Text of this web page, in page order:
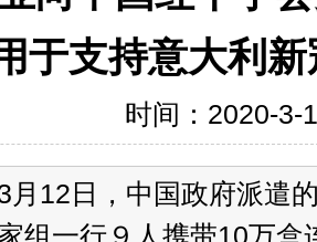
于支持意大利
时间：2020-3-
月12日，中国政府派遣
组一行９人携带10万